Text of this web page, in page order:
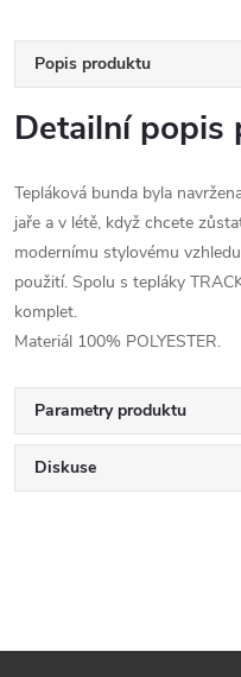
Popis produktu
Detailní popis
Tepláková bunda byla
jaře a v létě, když chcete
modernímu stylovému
použití. Spolu s tepláky
komplet.
Materiál 100% POLYESTER.
Parametry produktu
Diskuse